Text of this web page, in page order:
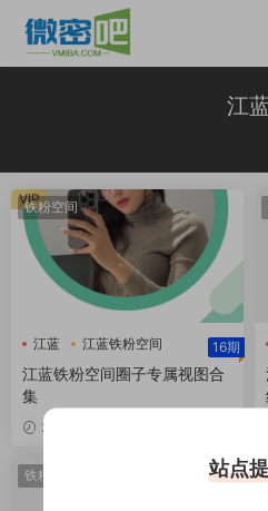
江
铁粉空间
江蓝 江蓝铁粉空间 16期
江蓝铁粉空间圈子专属视图合
集
2026-05-31
VIP
铁粉热点 站点